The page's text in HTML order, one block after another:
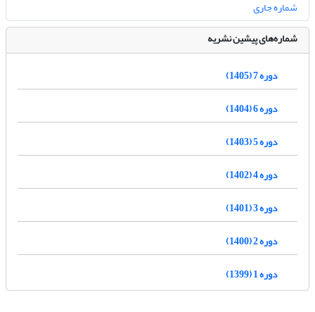
شماره جاری
شماره‌های پیشین نشریه
دوره 7 (1405)
دوره 6 (1404)
دوره 5 (1403)
دوره 4 (1402)
دوره 3 (1401)
دوره 2 (1400)
دوره 1 (1399)